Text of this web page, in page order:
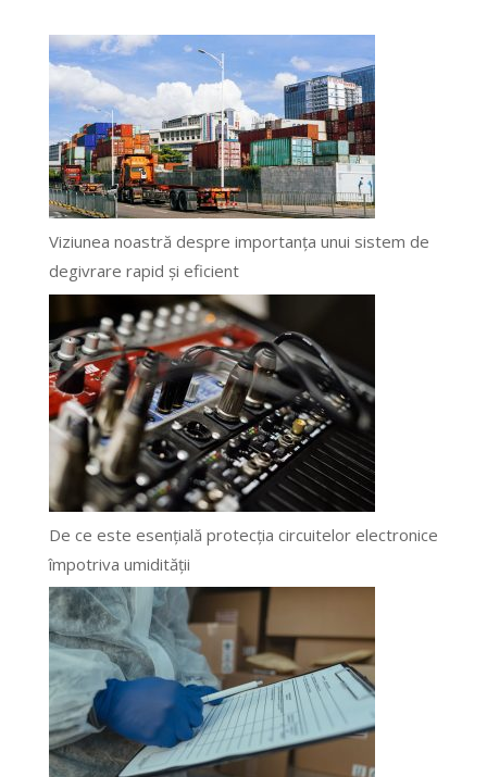
Viziunea noastră despre importanța unui sistem de
degivrare rapid și eficient
De ce este esențială protecția circuitelor electronice
împotriva umidității